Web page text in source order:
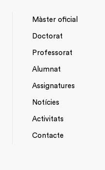
PRINCIPAL
Màster oficial
Doctorat
Professorat
Alumnat
Assignatures
MENU
Notícies
Activitats
Contacte